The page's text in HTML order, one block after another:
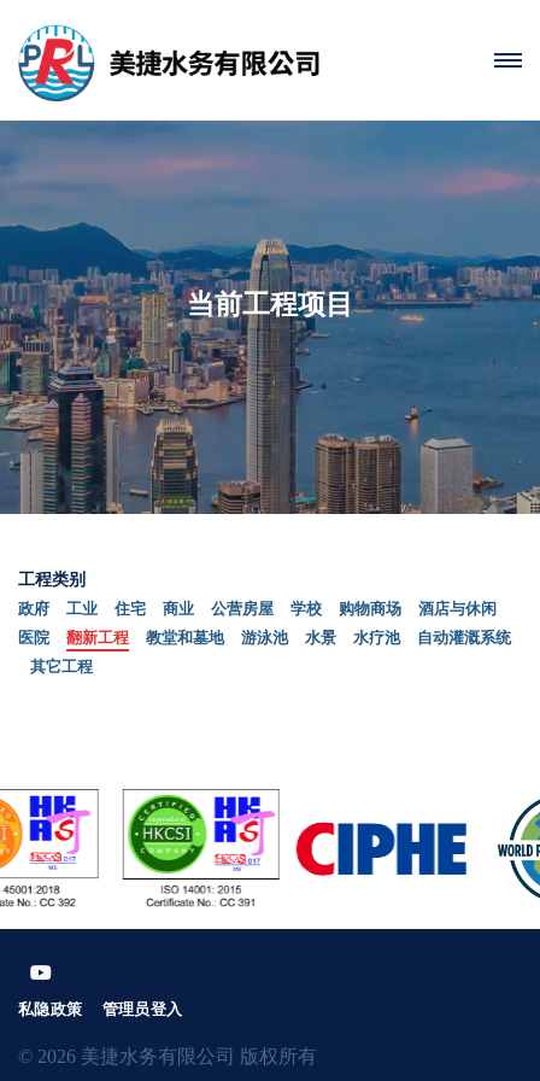
当前工程项目
工程类别
政府
工业 住宅 商业 公营房屋 学校 购物商场
酒店与休闲
医院
翻新工程 教堂和墓地 游泳池 水景 水疗池
自动灌溉系统
其它工程
私隐政策 管理员登入
© 2026 美捷水务有限公司 版权所有